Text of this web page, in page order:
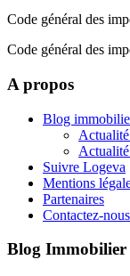
Code général des
Code général des
A propos
Blog
Suivre Logeva
Mentions
Partenaires
Contactez-nous
Blog Immobilier